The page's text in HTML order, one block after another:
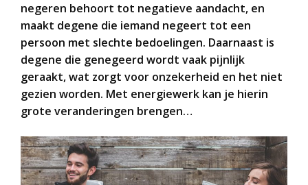
negeren behoort tot negatieve aandacht, en
maakt degene die iemand negeert tot een
persoon met slechte bedoelingen. Daarnaast is
degene die genegeerd wordt vaak pijnlijk
geraakt, wat zorgt voor onzekerheid en het niet
gezien worden. Met energiewerk kan je hierin
grote veranderingen brengen…